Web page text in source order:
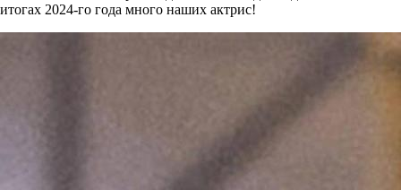
итогах 2024-го года много наших актрис!